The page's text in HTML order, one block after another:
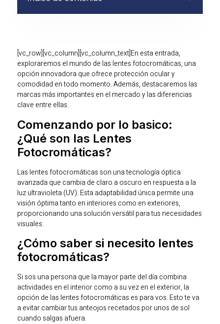
[vc_row][vc_column][vc_column_text]En esta entrada,
exploraremos el mundo de las lentes fotocromáticas, una
opción innovadora que ofrece protección ocular y
comodidad en todo momento. Además, destacaremos las
marcas más importantes en el mercado y las diferencias
clave entre ellas.
Comenzando por lo basico:
¿Qué son las Lentes
Fotocromáticas?
Las lentes fotocromáticas son una tecnología óptica
avanzada que cambia de claro a oscuro en respuesta a la
luz ultravioleta (UV). Esta adaptabilidad única permite una
visión óptima tanto en interiores como en exteriores,
proporcionando una solución versátil para tus necesidades
visuales.
¿Cómo saber si necesito lentes
fotocromáticas?
Si sos una persona que la mayor parte del día combina
actividades en el interior como a su vez en el exterior, la
opción de las lentes fotocromáticas es para vos. Esto te va
a evitar cambiar tus anteojos recetados por unos de sol
cuando salgas afuera.